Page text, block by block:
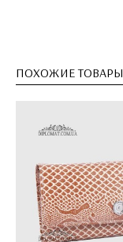
ПОХОЖИЕ ТОВАРЫ